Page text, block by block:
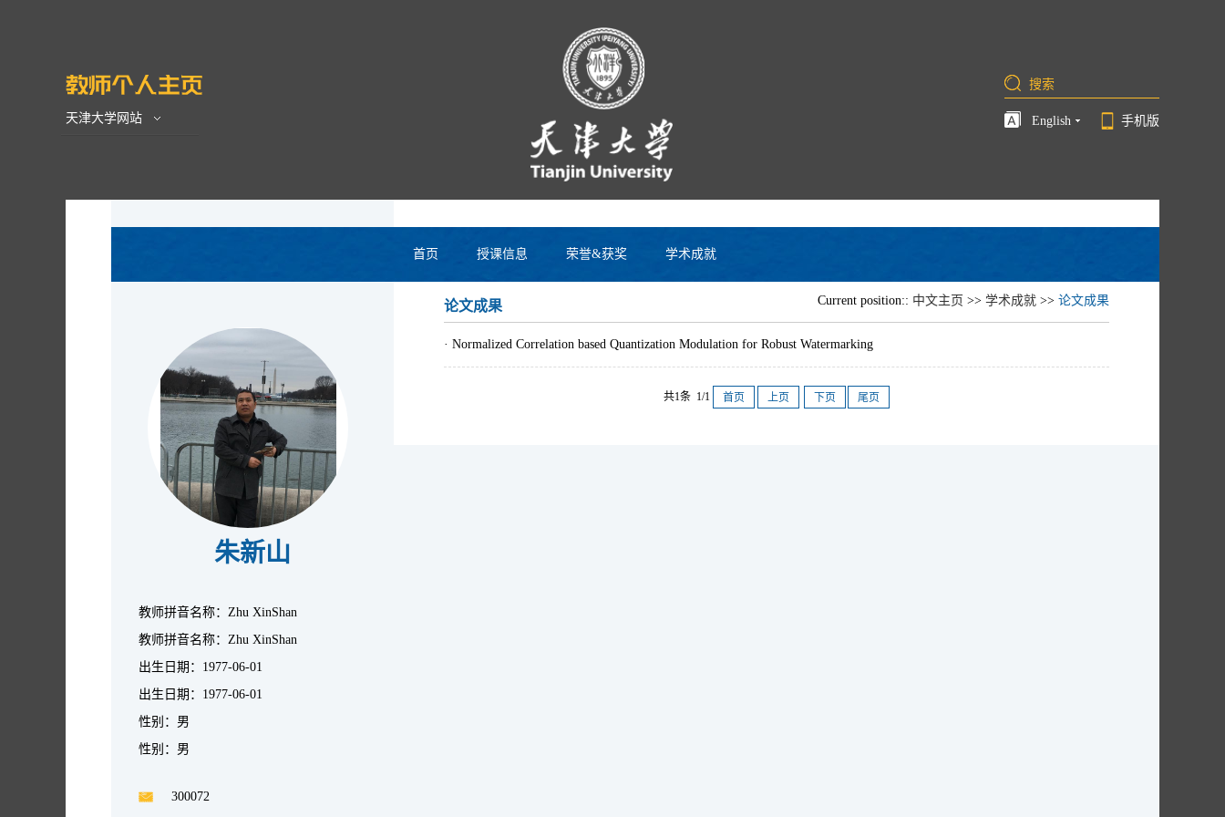
天津大学网站 English 手机版
首页 授课信息 荣誉&获奖 学术成就
朱新山
教师拼音名称：Zhu XinShan
教师拼音名称：Zhu XinShan
出生日期：1977-06-01
出生日期：1977-06-01
性别：男
性别：男
300072
论文成果 Current position:: 中文主页 >> 学术成就 >> 论文成果
· Normalized Correlation based Quantization Modulation for Robust Watermarking
共1条 1/1 首页 上页 下页 尾页